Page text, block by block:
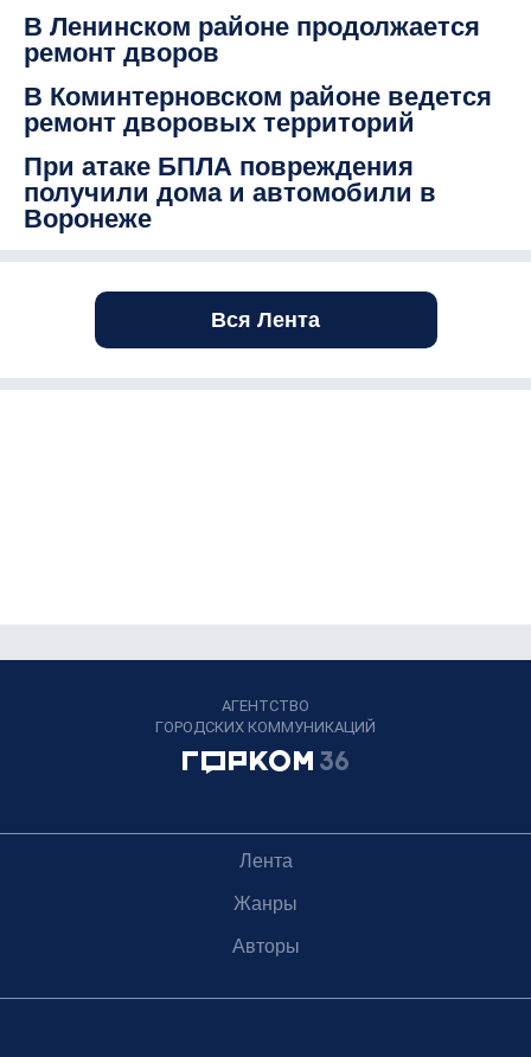
В Ленинском районе продолжается
ремонт дворов
В Коминтерновском районе ведется
ремонт дворовых территорий
При атаке БПЛА повреждения
получили дома и автомобили в
Воронеже
Вся Лента
АГЕНТСТВО
ГОРОДСКИХ КОММУНИКАЦИЙ
Лента
Жанры
Авторы